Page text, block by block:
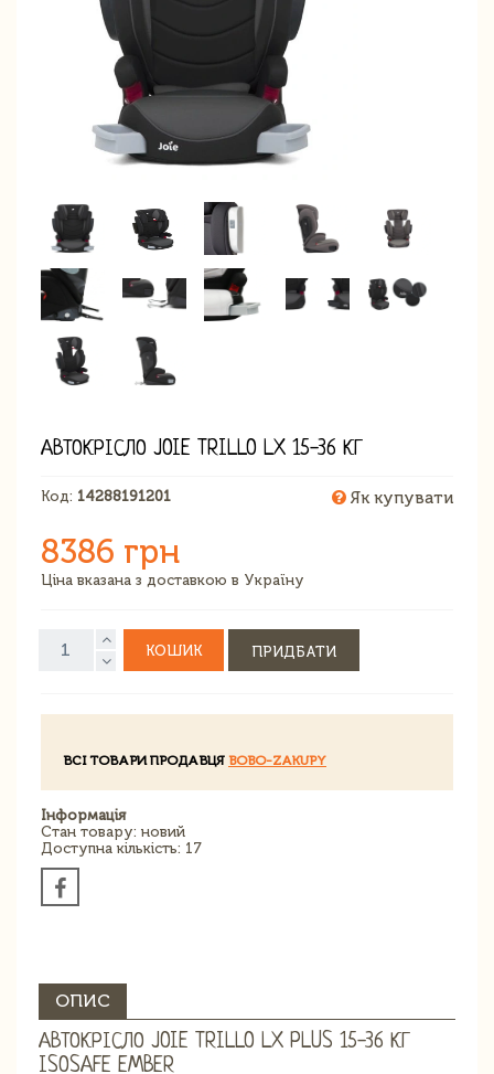
АВТОКРІСЛО JOIE TRILLO LX 15-36 КГ
Код: 14288191201 Як купувати
8386 грн
Ціна вказана з доставкою в Україну
КОШИК ПРИДБАТИ
ВСІ ТОВАРИ ПРОДАВЦЯ BOBO-ZAKUPY
Інформація
Стан товару: новий
Доступна кількість: 17
ОПИС
АВТОКРІСЛО JOIE TRILLO LX PLUS 15-36 КГ
ISOSAFE EMBER